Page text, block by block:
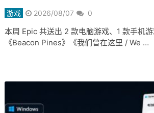
游戏 2026/08/07 0
本周 Epic 共送出 2 款电脑游戏、1 款手机
《Beacon Pines》《我们曾在这里 / We …